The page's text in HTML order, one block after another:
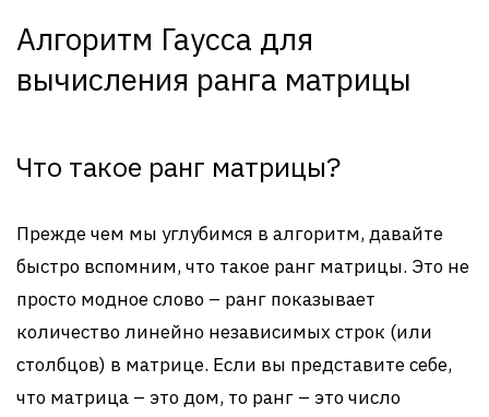
Алгоритм Гаусса для
вычисления ранга матрицы
Что такое ранг матрицы?
Прежде чем мы углубимся в алгоритм, давайте
быстро вспомним, что такое ранг матрицы. Это не
просто модное слово – ранг показывает
количество линейно независимых строк (или
столбцов) в матрице. Если вы представите себе,
что матрица – это дом, то ранг – это число